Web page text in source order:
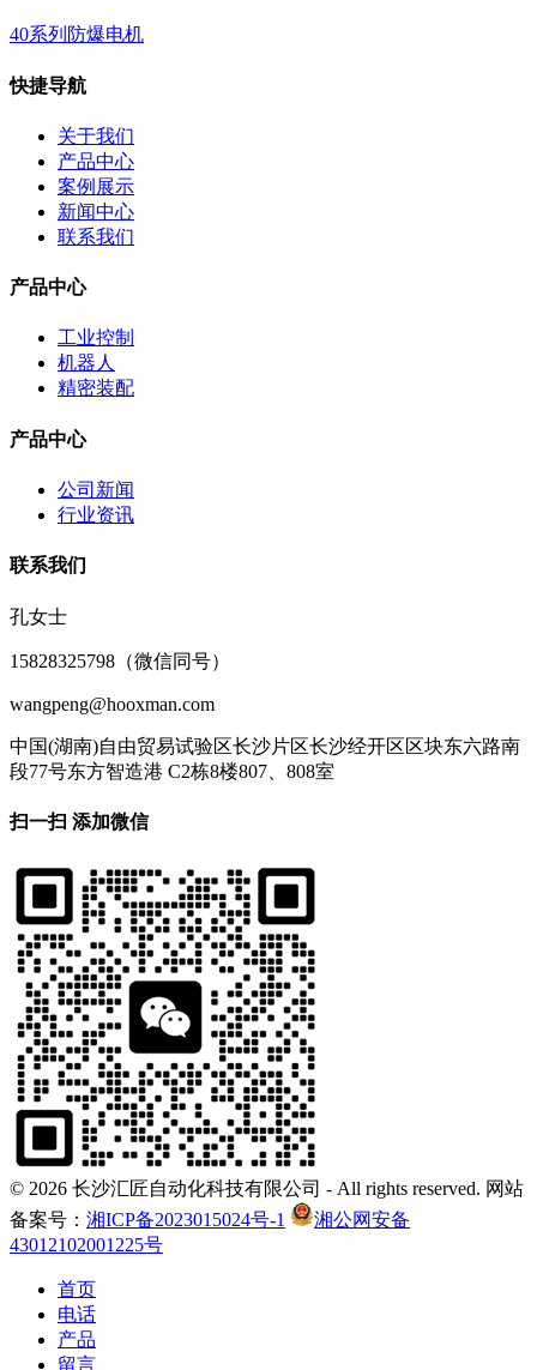
40系列防爆电机
快捷导航
关于我们
产品中心
案例展示
新闻中心
联系我们
产品中心
工业控制
机器人
精密装配
产品中心
公司新闻
行业资讯
联系我们
孔女士
15828325798（微信同号）
wangpeng@hooxman.com
中国(湖南)自由贸易试验区长沙片区长沙经开区区块东六路南
段77号东方智造港 C2栋8楼807、808室
扫一扫 添加微信
© 2026 长沙汇匠自动化科技有限公司 - All rights reserved. 网站
备案号： 湘ICP备2023015024号-1
湘公网安备
43012102001225号
首页
电话
产品
留言